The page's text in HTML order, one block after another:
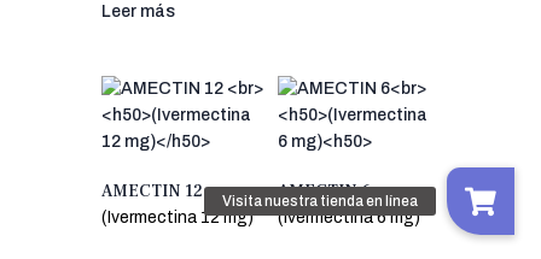
Leer más
AMECTIN 12
(Ivermectina 12 mg)
AMECTIN 6
(Ivermectina 6 mg)